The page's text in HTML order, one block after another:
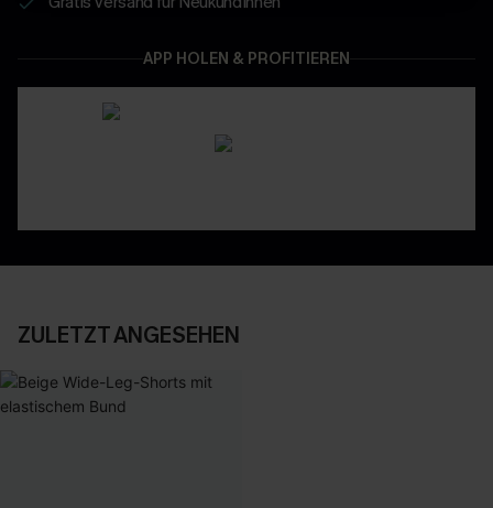
APP HOLEN & PROFITIEREN
ZULETZT ANGESEHEN